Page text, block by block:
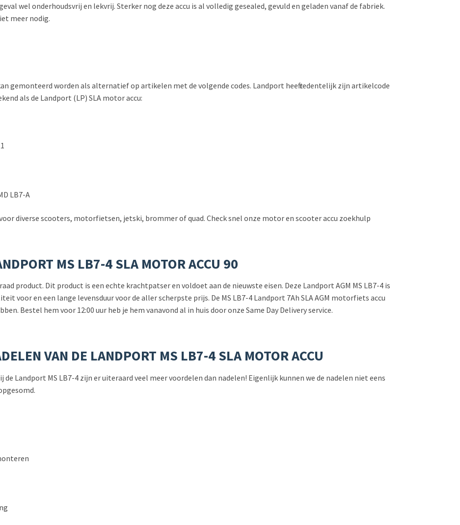
wel onderhoudsvrij en lekvrij. Sterker nog deze accu is al volledig gesealed, gevuld en geladen vanaf de fabriek.
meer nodig.
gemonteerd worden als alternatief op artikelen met de volgende codes. Landport heeft redentelijk zijn artikelcode
als de Landport (LP) SLA motor accu:
LB7-A
diverse scooters, motorfietsen, jetski, brommer of quad. Check snel onze motor en scooter accu zoekhulp
MS LB7-4 SLA MOTOR ACCU 90
product. Dit product is een echte krachtpatser en voldoet aan de nieuwste eisen. Deze Landport AGM MS LB7-4 is
voor en een lange levensduur voor de aller scherpste prijs. De MS LB7-4 Landport 7Ah SLA AGM motorfiets accu
Bestel hem voor 12:00 uur heb je hem vanavond al in huis door onze Same Day Delivery service.
VAN DE LANDPORT MS LB7-4 SLA MOTOR ACCU
de Landport MS LB7-4 zijn er uiteraard veel meer voordelen dan nadelen! Eigenlijk kunnen we de nadelen niet eens